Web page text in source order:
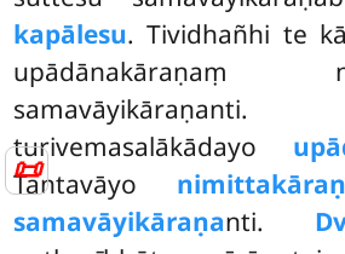
📜
kapālesu. Tividhañhi te
upādānakāraṇaṃ
turivemasalākādayo
Tantavāyo
samavāyikāraṇanti.